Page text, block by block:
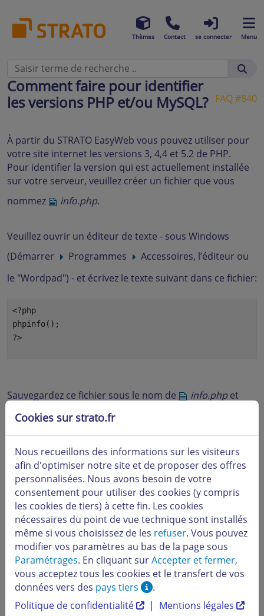
Thèmes Contact se connecter Menu
FAQ #840
Comment faire pour identifier
les versions PHP et/ou MySQL?
À partir du STRATO EasyWeb vous pouvez utiliser pour
votre site internet les versions 3, 4,4 et 5.2 de PHP.
Pour identifier la version qui est actuellement installée
sur votre serveur, veuillez créer un fichier que vous
nommez
info.php.
Veuillez ouvrir un éditeur de texte - sous Windows
(Démarrer
Programmes
Accessoires, l’éditeur ou
le "Wordpad") - et écrivez le texte suivant dans ce fichier:
<?php
phpinfo();
?>
Sauvegardez ce fichier sous le nom de info.php et
transférez ce fichier à l’aide du FTP dans le répertoire de
Si vous avez sauvegardé ce fichier sous le nom de
info.php.txtvous devriez renommer celui-ci avant de le
télécharger.
Veuillez ensuite ouvrir le navigateur et consulter l’URL:
http://www.votredomainedestrato.eu/info.php.
(Veuillez remplacer "votredomainedestrato.eu" par le
nom de votre domaine)
Si vous consultez ce script, vous verrez la version (ainsi
que d’autres variables d’environnement).
Cookies sur strato.fr
Nous recueillons des informations sur les visiteurs
afin d'optimiser notre site et de proposer des offres
personnalisées. Nous avons besoin de votre
consentement pour utiliser des cookies (y compris
les cookies de tiers) à cette fin. Les cookies
nécessaires du point de vue technique sont installés
même si vous choisissez de les refuser. Vous pouvez
modifier vos paramètres au bas de la page sous
Paramétrages. En cliquant surAccepter et fermer,
vous acceptez tous les cookies et le transfert de vos
données vers des pays tiers
.
Politique de confidentialité
| Mentions légales